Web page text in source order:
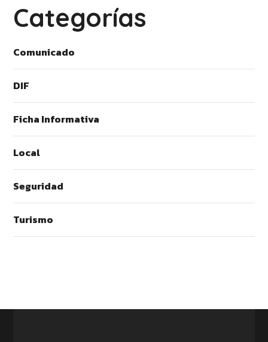
Categorías
Comunicado
DIF
Ficha Informativa
Local
Seguridad
Turismo